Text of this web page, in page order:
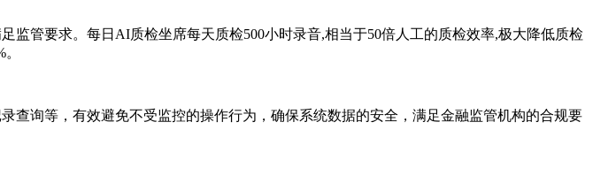
监管要求。每日AI质检坐席每天质检500小时录音,相当于50倍人工的质检效率,极大降低质检
查询等，有效避免不受监控的操作行为，确保系统数据的安全，满足金融监管机构的合规要